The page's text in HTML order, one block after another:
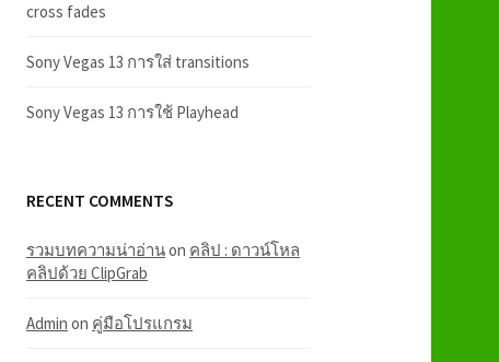
cross fades
Sony Vegas 13 การใส่ transitions
Sony Vegas 13 การใช้ Playhead
RECENT COMMENTS
รวมบทความน่าอ่านon คลิป : ดาวน์โหล
คลิปด้วย ClipGrab
Admin on คู่มือโปรแกรม